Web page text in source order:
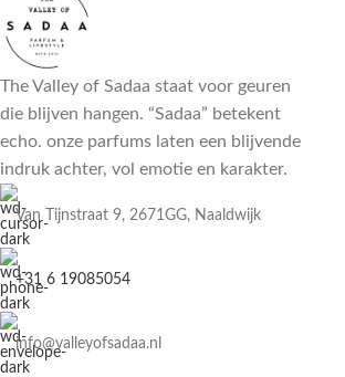
The Valley of Sadaa staat voor geuren
die blijven hangen. “Sadaa” betekent
echo. onze parfums laten een blijvende
indruk achter, vol emotie en karakter.
Van Tijnstraat 9, 2671GG, Naaldwijk
+31 6 19085054
info@valleyofsadaa.nl